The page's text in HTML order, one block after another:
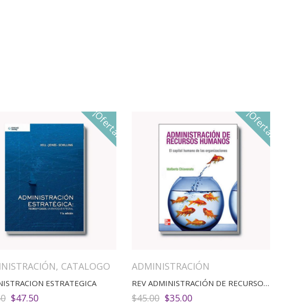
¡Oferta!
, CATALOGO
ESTRATEGICA
El
$47.50El
¡Oferta!
ADMINISTRACIÓN
REV ADMINISTRACIÓN DE RECURSOS HUMANOS
$45.00 El
$35.00El